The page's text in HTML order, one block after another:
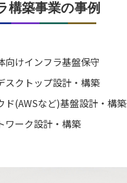
構築事業の事例
向けインフラ基盤保守
スクトップ設計・構築
ド(AWSなど)基盤設計・構築
ワーク設計・構築